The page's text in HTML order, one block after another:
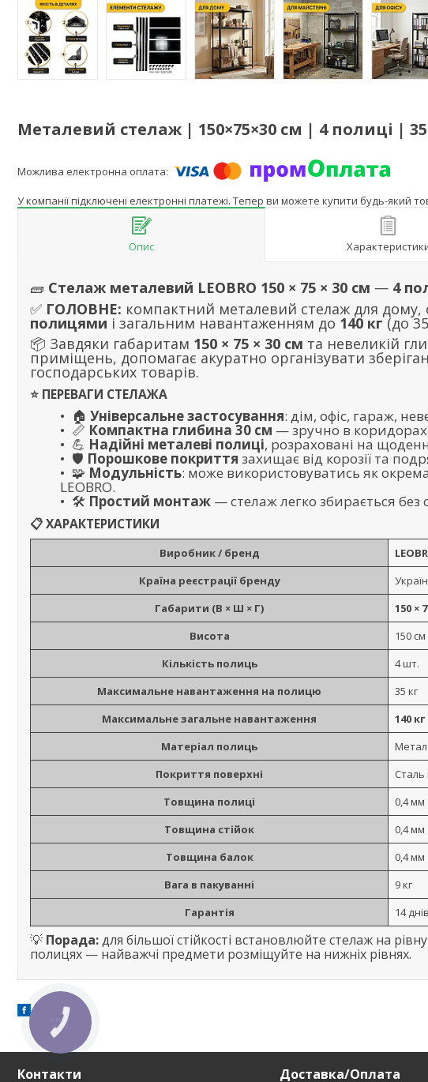
Металевий стелаж | 150×75×30 см | 4 полиці |
У компанії підключені електронні платежі. Тепер ви можете купити будь-який
Опис
🧱 Стелаж металевий LEOBRO 150 × 75 × 30 см — 4
✅ ГОЛОВНЕ: компактний металевий стелаж для дому,
полицями і загальним навантаженням до 140 кг(до
📦 Завдяки габаритам 150 × 75 × 30 см та невеликій
приміщень, допомагає акуратно організувати
господарських товарів.
⭐ ПЕРЕВАГИ СТЕЛАЖА
🏠 Універсальне застосування: дім, офіс, гараж,
📏 Компактна глибина 30 см — зручно в
💪 Надійні металеві полиці, розраховані на
🛡️ Порошкове покриття захищає від корозії та
🧩 Модульність: може використовуватись як
LEOBRO.
🛠️ Простий монтаж — стелаж легко збирається без
📋ХАРАКТЕРИСТИКИ
Виробник / бренд
Країна реєстрації бренду
Габарити (В × Ш × Г)
150 ×
Висота
150 см
Кількість полиць
4 шт.
Максимальне навантаження на полицю
35 кг
Максимальне загальне навантаження
140 кг
Матеріал полиць
Метал
Покриття поверхні
Товщина полиці
0,4 мм
Товщина стійок
0,4 мм
Товщина балок
0,4 мм
Вага в пакуванні
9 кг
Гарантія
14 днів
💡 Порада:для більшої стійкості встановлюйте стелаж на
полицях — найважчі предмети розміщуйте на нижніх рівнях.
Контакти Доставка/Оплата
КНОПКА
ЗВ'ЯЗКУ